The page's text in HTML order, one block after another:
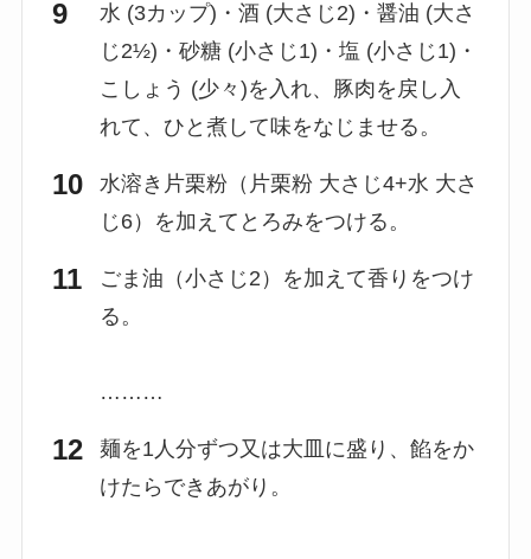
水 (3カップ)・酒 (大さじ2)・醤油 (大さ
じ2½)・砂糖 (小さじ1)・塩 (小さじ1)・
こしょう (少々)を入れ、豚肉を戻し入
れて、ひと煮して味をなじませる。
水溶き片栗粉（片栗粉 大さじ4+水 大さ
じ6）を加えてとろみをつける。
ごま油（小さじ2）を加えて香りをつけ
る。
………
麺を1人分ずつ又は大皿に盛り、餡をか
けたらできあがり。